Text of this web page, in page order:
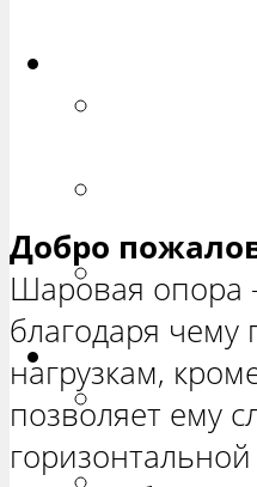
РЕМОНТ
ХЕТЧБЭК»
Нива
РЕМОНТ
ТРЕХ-
Добро
Шаровая опора
благодаря
нагрузкам,
позволяет ему